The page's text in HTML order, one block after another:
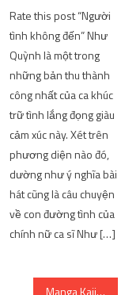
Rate this post “Người
tình không đến” Như
Quỳnh là một trong
những bản thu thành
công nhất của ca khúc
trữ tình lắng đọng giàu
cảm xúc này. Xét trên
phương diện nào đó,
dường như ý nghĩa bài
hát cũng là câu chuyện
về con đường tình của
chính nữ ca sĩ Như […]
Manga Kaiju No.8 – Chuyển thể anime Monster No.8